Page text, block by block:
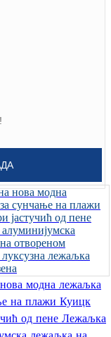
ษาไทย
valoda‎
модна лежаљка
на плажи Куицк
од пене Лежаљка